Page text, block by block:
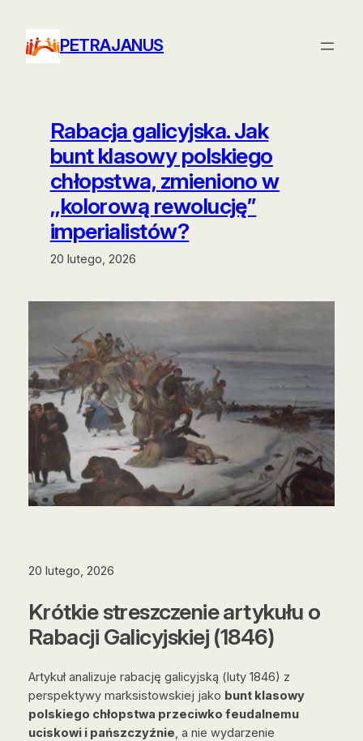
treści
PETRAJANUS
Rabacja galicyjska. Jak
bunt klasowy polskiego
chłopstwa, zmieniono w
,,kolorową rewolucję”
imperialistów?
20 lutego, 2026
20 lutego, 2026
Krótkie streszczenie artykułu o
Rabacji Galicyjskiej (1846)
Artykuł analizuje rabację galicyjską (luty 1846) z
perspektywy marksistowskiej jako bunt klasowy
polskiego chłopstwa przeciwko feudalnemu
uciskowi i pańszczyźnie , a nie wydarzenie